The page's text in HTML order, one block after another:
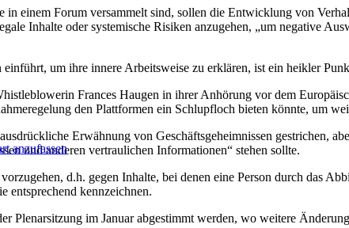
einem Forum versammelt sind, sollen die Entwicklung von
Inhalte oder systemische Risiken anzugehen, „um negative
um ihre innere Arbeitsweise zu erklären, ist ein heikler
Frances Haugen in ihrer Anhörung vor dem
den Plattformen ein Schlupfloch bieten könnte, um
anzufassen
Erwähnung von Geschäftsgeheimnissen gestrichen,
und anderen vertraulichen Informationen“ stehen sollte.
d.h. gegen Inhalte, bei denen eine Person durch das
entsprechend kennzeichnen.
Plenarsitzung im Januar abgestimmt werden, wo weitere